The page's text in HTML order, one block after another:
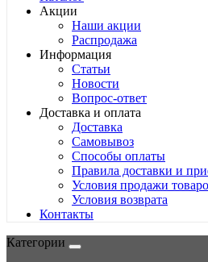
Акции
Наши акции
Распродажа
Информация
Статьи
Новости
Вопрос-ответ
Доставка и оплата
Доставка
Самовывоз
Способы оплаты
Правила доставки и
Условия продажи
Условия возврата
Контакты
Категории